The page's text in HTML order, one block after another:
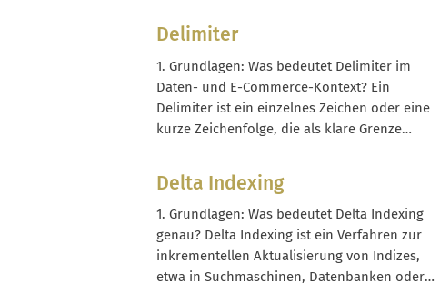
Deep Web sind technisch vorhanden, aber
nur über direkte URLs, Formulare, Logins
oder spezielle Suchoberflächen erreichbar.
Zum Deep...
Delimiter
1. Grundlagen: Was bedeutet Delimiter im
Daten- und E-Commerce-Kontext? Ein
Delimiter ist ein einzelnes Zeichen oder eine
kurze Zeichenfolge, die als klare Grenze
strukturierte Daten in einer Textdatei
gespeichert oder zwischen Systemen
übertragen werden, definieren Delimiter, wo
ein Wert endet und der nächste beginnt....
Delta Indexing
1. Grundlagen: Was bedeutet Delta Indexing
genau? Delta Indexing ist ein Verfahren zur
inkrementellen Aktualisierung von Indizes,
etwa in Suchmaschinen, Datenbanken oder